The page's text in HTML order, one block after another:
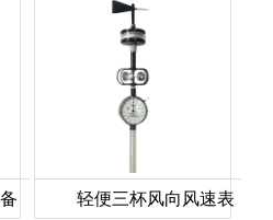
轻便三杯风向风速表